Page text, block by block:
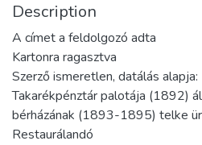
Description
A címet a feldolgozó adta
Kartonra ragasztva
Szerző ismeretlen, datálás
Takarékpénztár palotája (1892)
bérházának (1893-1895) telke
Restaurálandó